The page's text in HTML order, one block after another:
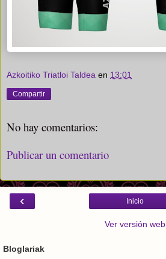
Azkoitiko Triatloi Taldea en 13:01
Compartir
No hay comentarios:
Publicar un comentario
‹ Inicio
Ver versión web
Bloglariak